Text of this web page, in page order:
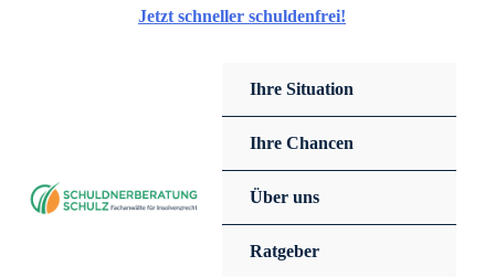
Jetzt schneller schuldenfrei!
Ihre Situation
Ihre Chancen
Über uns
Ratgeber